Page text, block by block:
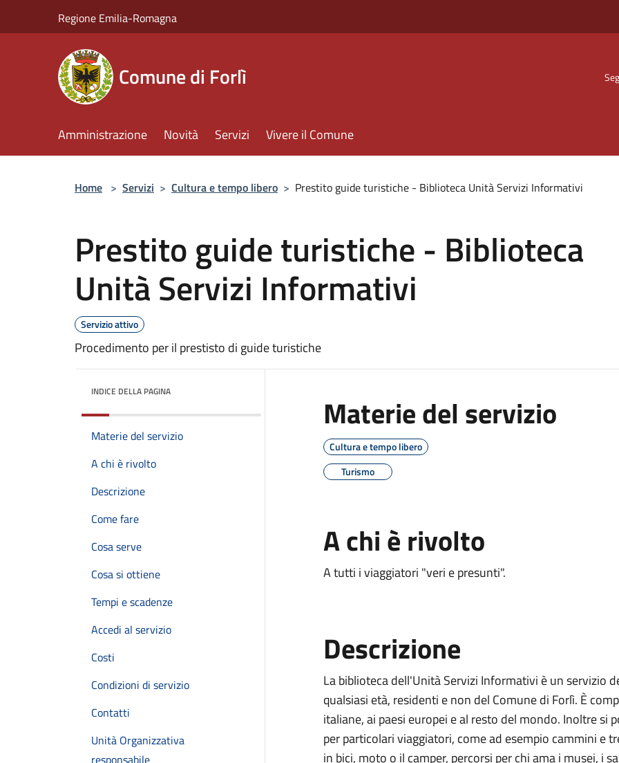
Regione Emilia-Romagna
Comune di Forlì
Amministrazione Novità Servizi Vivere il Comune
Home > Servizi > Cultura e tempo libero > Prestito guide turistiche - Biblioteca Unità Servizi Informativi
Prestito guide turistiche - Biblioteca
Unità Servizi Informativi
Servizio attivo
Procedimento per il prestisto di guide turistiche
INDICE DELLA PAGINA
Materie del servizio
A chi è rivolto
Descrizione
Come fare
Cosa serve
Cosa si ottiene
Tempi e scadenze
Accedi al servizio
Costi
Condizioni di servizio
Contatti
Unità Organizzativa
responsabile
Materie del servizio
Cultura e tempo libero
Turismo
A chi è rivolto
A tutti i viaggiatori "veri e presunti".
Descrizione
La biblioteca dell'Unità Servizi Informativi è un servizio
qualsiasi età, residenti e non del Comune di Forlì. È
italiane, ai paesi europei e al resto del mondo. Inoltre si
per particolari viaggiatori, come ad esempio cammini e
in bici, moto o il camper, percorsi per chi ama i musei, i